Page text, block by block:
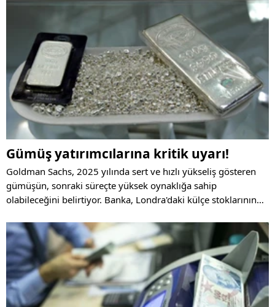
Gümüş yatırımcılarına kritik uyarı!
Goldman Sachs, 2025 yılında sert ve hızlı yükseliş gösteren
gümüşün, sonraki süreçte yüksek oynaklığa sahip
olabileceğini belirtiyor. Banka, Londra'daki külçe stoklarının